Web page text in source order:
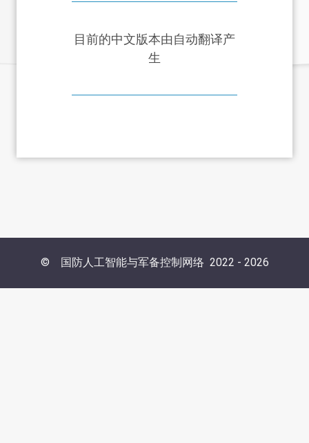
目前的中文版本由自动翻译产
生
© 国防人工智能与军备控制网络 2022 - 2026